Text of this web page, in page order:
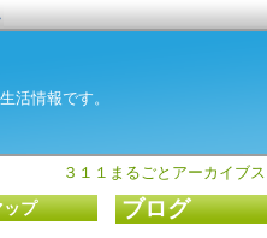
活情報です。
３１１まるごとアーカイブス
ブログ
ップ